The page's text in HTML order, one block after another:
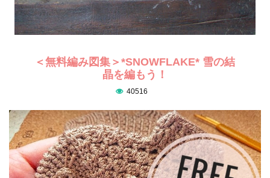
＜無料編み図集＞*SNOWFLAKE* 雪の結
晶を編もう！
40516